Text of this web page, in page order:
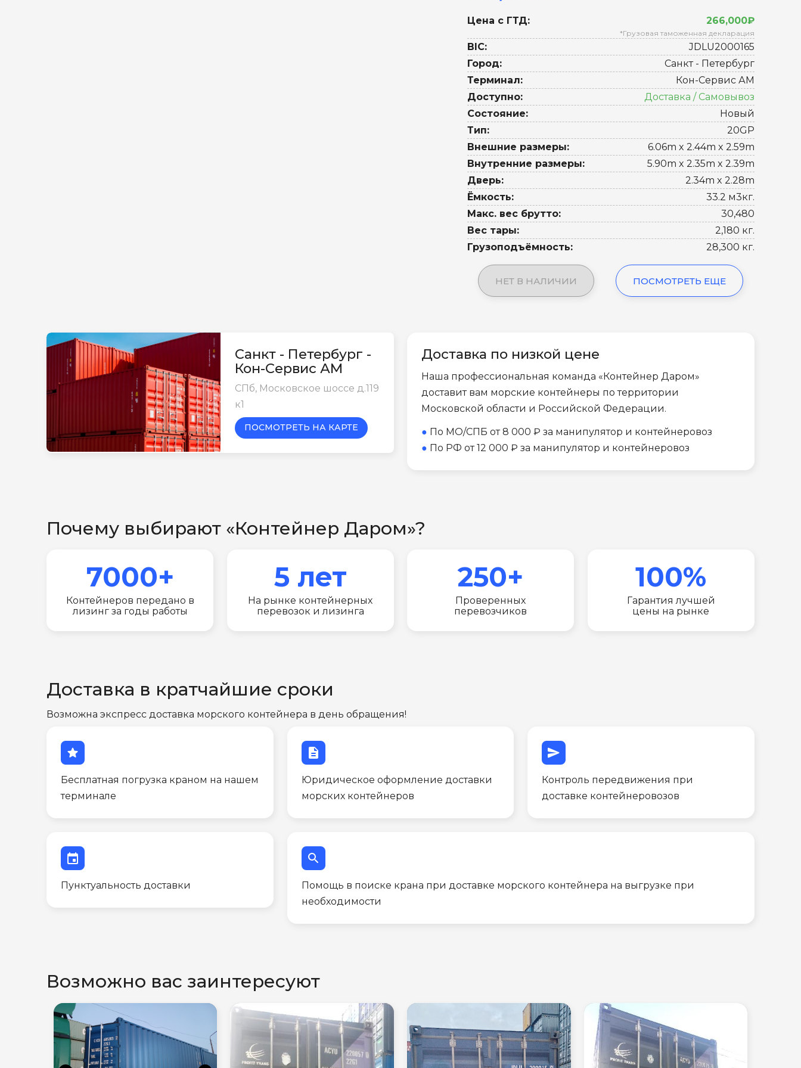
Цена с ГТД: 266,000₽
*Грузовая таможенная декларация
BIC:
JDLU2000165
Город:
Санкт - Петербург
Терминал:
Кон-Сервис АМ
Доступно:
Доставка / Самовывоз
Состояние:
Новый
Тип:
20GP
Внешние размеры:
6.06m x 2.44m x 2.59m
Внутренние размеры:
5.90m x 2.35m x 2.39m
Дверь:
2.34m x 2.28m
Ёмкость:
33.2 м3кг.
Макс. вес брутто:
30,480
Вес тары:
2,180 кг.
Грузоподъёмность:
28,300 кг.
НЕТ В НАЛИЧИИ ПОСМОТРЕТЬ ЕЩЕ
Санкт - Петербург -
Кон-Сервис АМ
СПб, Московское шоссе д.119
к1
ПОСМОТРЕТЬ НА КАРТЕ
Доставка по низкой цене
Наша профессиональная команда «Контейнер Даром»
доставит вам морские контейнеры по территории
Московской области и Российской Федерации.
● По МО/СПБ от 8 000 ₽ за манипулятор и контейнеровоз
● По РФ от 12 000 ₽ за манипулятор и контейнеровоз
Почему выбирают «Контейнер Даром»?
7000+
Контейнеров передано в
лизинг за годы работы
5 лет
На рынке контейнерных
перевозок и лизинга
250+
Проверенных
перевозчиков
100%
Гарантия лучшей
цены на рынке
Доставка в кратчайшие сроки
Возможна экспресс доставка морского контейнера в день обращения!
star
Бесплатная погрузка краном на нашем
терминале
description
Юридическое оформление доставки
морских контейнеров
send
Контроль передвижения при
доставке контейнеровозов
event
Пунктуальность доставки
search
Помощь в поиске крана при доставке морского контейнера на выгрузке при
необходимости
Возможно вас заинтересуют